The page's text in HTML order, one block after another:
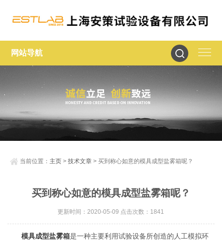
网站导航
当前位置： 主页 >技术文章 > 买到称心如意的模具成型盐雾箱呢？
买到称心如意的模具成型盐雾箱呢？
更新时间：2020-05-09 点击次数：1841
模具成型盐雾箱是一种主要利用试验设备所创造的人工模拟环